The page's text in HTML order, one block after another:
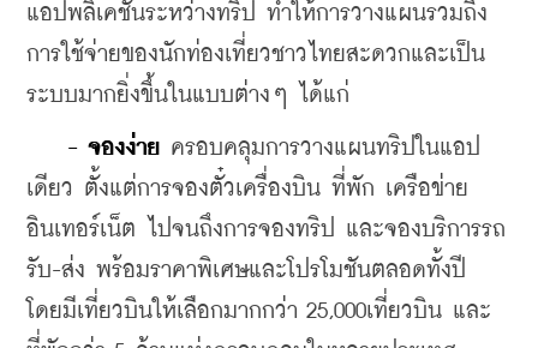
แอปพลิเคชันระหว่างทริป ทำให้การวางแผนรวมถึง
การใช้จ่ายของนักท่องเที่ยวชาวไทยสะดวกและเป็น
ระบบมากยิ่งขึ้นในแบบต่างๆ ได้แก่
- จองง่าย ครอบคลุมการวางแผนทริปในแอป
เดียว ตั้งแต่การจองตั๋วเครื่องบิน ที่พัก เครือข่าย
อินเทอร์เน็ต ไปจนถึงการจองทริป และจองบริการรถ
รับ-ส่ง พร้อมราคาพิเศษและโปรโมชันตลอดทั้งปี
โดยมีเที่ยวบินให้เลือกมากกว่า 25,000เที่ยวบิน และ